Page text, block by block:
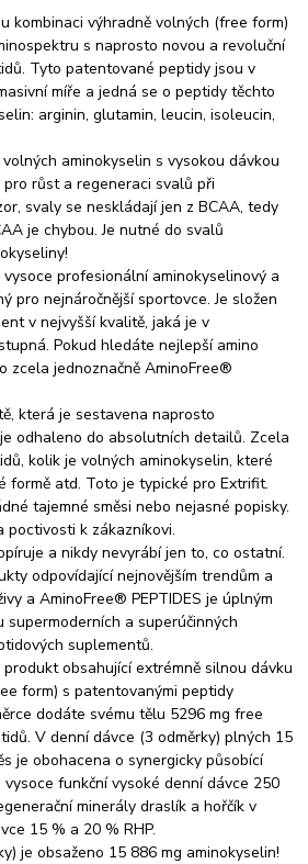
kombinaci výhradně volných (free form)
s naprosto novou a revoluční
Tyto patentované peptidy jsou v
míře a jedná se o peptidy těchto
arginin, glutamin, leucin, isoleucin,
aminokyselin s vysokou dávkou
růst a regeneraci svalů při
svaly se neskládají jen z BCAA, tedy
je chybou. Je nutné do svalů
profesionální aminokyselinový a
pro nejnáročnější sportovce. Je složen
v nejvyšší kvalitě, jaká je v
Pokud hledáte nejlepší amino
zcela jednoznačně AminoFree®
která je sestavena naprosto
odhaleno do absolutních detailů. Zcela
kolik je volných aminokyselin, které
formě atd. Toto je typické pro Extrifit.
tajemné směsi nebo nejasné popisky.
poctivosti k zákazníkovi.
a nikdy nevyrábí jen to, co ostatní.
odpovídající nejnovějším trendům a
a AminoFree® PEPTIDES je úplným
a superúčinných
suplementů.
obsahující extrémně silnou dávku
form) s patentovanými peptidy
dodáte svému tělu 5296 mg free
V denní dávce (3 odměrky) plných 15
je obohacena o synergicky působící
funkční vysoké denní dávce 250
minerály draslík a hořčík v
15 % a 20 % RHP.
je obsaženo 15 886 mg aminokyselin!